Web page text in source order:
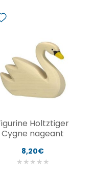
Holtztiger
Cygne nageant
8,20€
★ ★ ★ ★ ★